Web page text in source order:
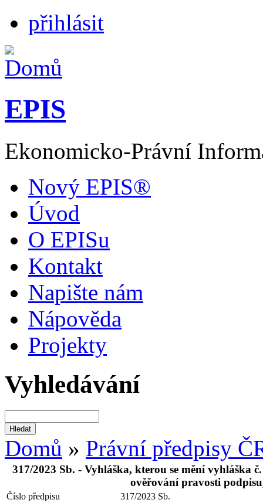
přihlásit
EPIS
Ekonomicko-Právní
Nový EPIS®
Úvod
O EPISu
Kontakt
Napište nám
Nápověda
Projekty
Vyhledávání
Domů » Právní předpisy
317/2023 Sb. - Vyhláška, kterou se mění vyhláška
ověřování pravosti
Číslo předpisu
317/2023 Sb.